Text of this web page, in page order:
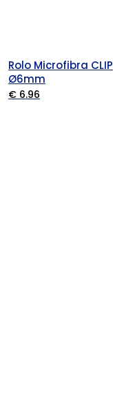
Rolo Microfibra CLIP
Ø6mm
€ 6.96